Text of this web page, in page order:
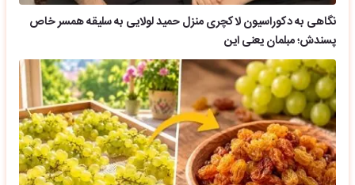
نگاهی به دکوراسیون لاکچری منزل حمید لولایی به سلیقه همسر خاص
پسندش؛ مبلمان یعنی این